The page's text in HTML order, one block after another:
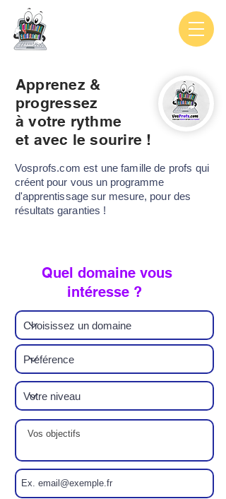
Apprenez &
progressez
à votre rythme
et avec le sourire !
Vosprofs.com est une famille de profs qui
créent pour vous un programme
d'apprentissage sur mesure, pour des
résultats garanties !
Quel domaine vous
intéresse ?